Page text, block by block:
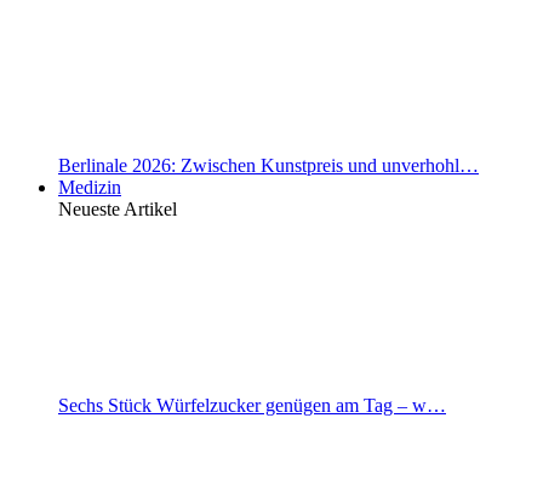
Berlinale 2026: Zwischen Kunstpreis und unverhohl…
Medizin
Neueste Artikel
Sechs Stück Würfelzucker genügen am Tag – w…